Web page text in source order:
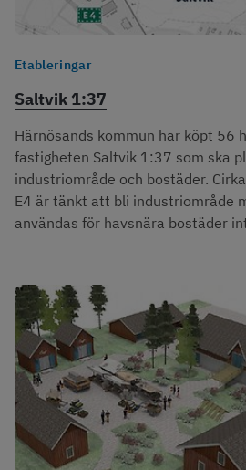
Etableringar
Saltvik 1:37
Härnösands kommun har köpt 56
fastigheten Saltvik 1:37 som ska
industriområde och bostäder.
E4 är tänkt att bli industriområde
användas för havsnära bostäder